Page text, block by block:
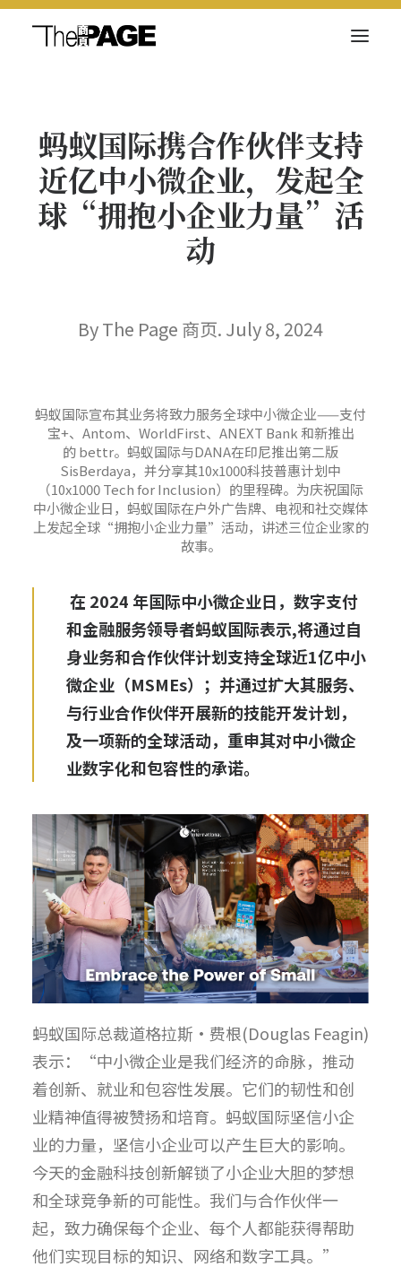
新闻内容
商页菁英
快讯
蚂蚁国际携合作伙伴支持
近亿中小微企业，发起全
球“拥抱小企业力量”活
动
By The Page 商页. July 8, 2024
蚂蚁国际宣布其业务将致力服务全球中小微企业——支付
宝+、Antom、WorldFirst、ANEXT Bank 和新推出
的 bettr。蚂蚁国际与DANA在印尼推出第二版
SisBerdaya，并分享其10x1000科技普惠计划中
（10x1000 Tech for Inclusion）的里程碑。为庆祝国际
中小微企业日，蚂蚁国际在户外广告牌、电视和社交媒体
上发起全球“拥抱小企业力量”活动，讲述三位企业家的
故事。
在 2024 年国际中小微企业日，数字支付
和金融服务领导者蚂蚁国际表示,将通过自
身业务和合作伙伴计划支持全球近1亿中小
微企业（MSMEs）；并通过扩大其服务、
与行业合作伙伴开展新的技能开发计划，
及一项新的全球活动，重申其对中小微企
业数字化和包容性的承诺。
蚂蚁国际总裁道格拉斯·费根(Douglas Feagin)
表示：“中小微企业是我们经济的命脉，推动
着创新、就业和包容性发展。它们的韧性和创
业精神值得被赞扬和培育。蚂蚁国际坚信小企
业的力量，坚信小企业可以产生巨大的影响。
今天的金融科技创新解锁了小企业大胆的梦想
和全球竞争新的可能性。我们与合作伙伴一
起，致力确保每个企业、每个人都能获得帮助
他们实现目标的知识、网络和数字工具。”